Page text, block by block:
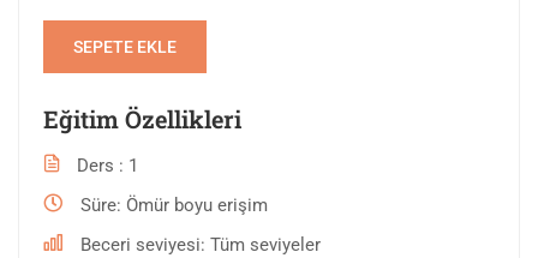
SEPETE EKLE
Eğitim Özellikleri
Ders
1
Süre Ömür boyu erişim
Beceri seviyesi Tüm seviyeler